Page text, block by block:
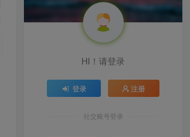
HI！请登录
登录 注册
社交账号登录